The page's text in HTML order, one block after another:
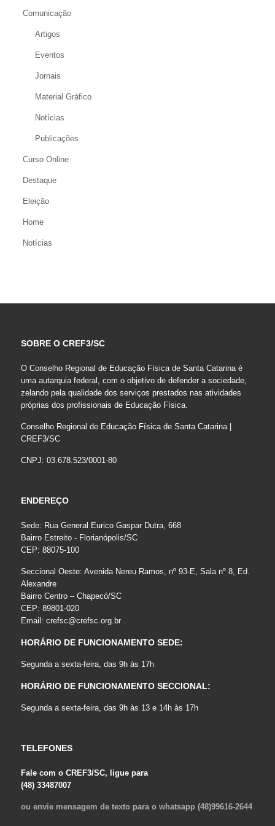
Comunicação
Artigos
Eventos
Jornais
Material Gráfico
Notícias
Publicações
Curso Online
Destaque
Eleição
Home
Notícias
SOBRE O CREF3/SC
O Conselho Regional de Educação Física de Santa Catarina é
uma autarquia federal, com o objetivo de defender a sociedade,
zelando pela qualidade dos serviços prestados nas atividades
próprias dos profissionais de Educação Física.
Conselho Regional de Educação Física de Santa Catarina |
CREF3/SC
CNPJ: 03.678.523/0001-80
ENDEREÇO
Sede: Rua General Eurico Gaspar Dutra, 668
Bairro Estreito - Florianópolis/SC
CEP: 88075-100
Seccional Oeste: Avenida Nereu Ramos, nº 93-E, Sala nº 8, Ed.
Alexandre
Bairro Centro – Chapecó/SC
CEP: 89801-020
Email: crefsc@crefsc.org.br
HORÁRIO DE FUNCIONAMENTO SEDE:
Segunda a sexta-feira, das 9h às 17h
HORÁRIO DE FUNCIONAMENTO SECCIONAL:
Segunda a sexta-feira, das 9h às 13 e 14h às 17h
TELEFONES
Fale com o CREF3/SC, ligue para
(48) 33487007
ou envie mensagem de texto para o whatsapp (48)99616-2644